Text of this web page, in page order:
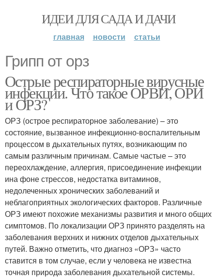
ИДЕИ ДЛЯ САДА И ДАЧИ
главная новости статьи
Грипп от орз
Острые респираторные вирусные
инфекции. Что такое ОРВИ, ОРИ
и ОРЗ?
ОРЗ (острое респираторное заболевание) – это
состояние, вызванное инфекционно-воспалительным
процессом в дыхательных путях, возникающим по
самым различным причинам. Самые частые – это
переохлаждение, аллергия, присоединение инфекции
ина фоне стрессов, недостатка витаминов,
недолеченных хронических заболеваний и
неблагоприятных экологических факторов. Различные
ОРЗ имеют похожие механизмы развития и много общих
симптомов. По локализации ОРЗ принято разделять на
заболевания верхних и нижних отделов дыхательных
путей. Важно отметить, что диагноз «ОРЗ» часто
ставится в том случае, если у человека не известна
точная природа заболевания дыхательной системы.